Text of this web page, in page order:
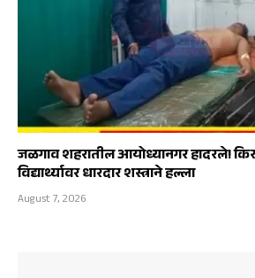
जळगाव शहरातील आयोध्यानगर हादरले!
विद्यार्थ्यावर धारदार शस्त्राने हल्ला
August 7, 2026